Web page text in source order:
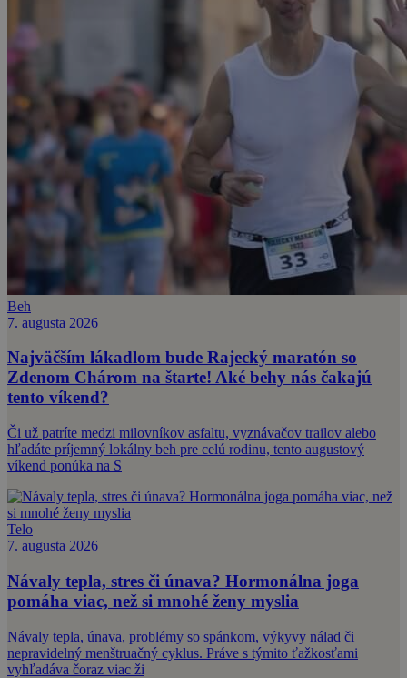
Beh
7. augusta 2026
Najväčším lákadlom bude Rajecký maratón so
Zdenom Chárom na štarte! Aké behy nás čakajú
tento víkend?
Či už patríte medzi milovníkov asfaltu, vyznávačov trailov alebo
hľadáte príjemný lokálny beh pre celú rodinu, tento augustový
víkend ponúka na S
Telo
7. augusta 2026
Návaly tepla, stres či únava? Hormonálna joga
pomáha viac, než si mnohé ženy myslia
Návaly tepla, únava, problémy so spánkom, výkyvy nálad či
nepravidelný menštruačný cyklus. Práve s týmito ťažkosťami
vyhľadáva čoraz viac ži